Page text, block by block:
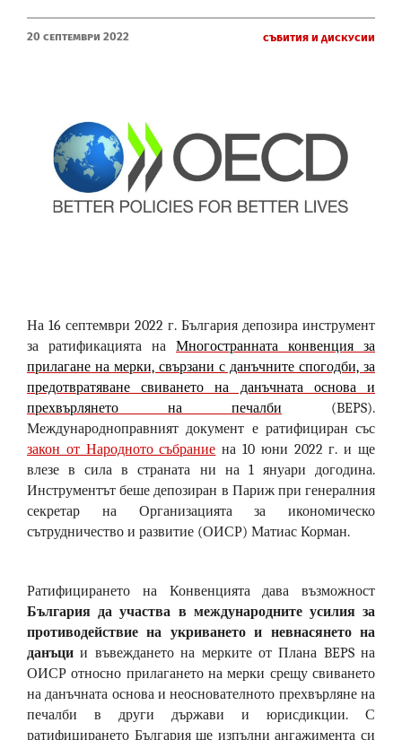
20 Септември 2022 Събития и дискусии
На 16 септември 2022 г. България депозира инструмент
за ратификацията на Многостранната конвенция за
прилагане на мерки, свързани с данъчните спогодби, за
предотвратяване свиването на данъчната основа и
прехвърлянето на печалби (BEPS).
Международноправният документ е ратифициран със
закон от Народното събрание на 10 юни 2022 г. и ще
влезе в сила в страната ни на 1 януари догодина.
Инструментът беше депозиран в Париж при генералния
секретар на Организацията за икономическо
сътрудничество и развитие (ОИСР) Матиас Корман.
Ратифицирането на Конвенцията дава възможност
България да участва в международните усилия за
противодействие на укриването и невнасянето на
данъци и въвеждането на мерките от Плана BEPS на
ОИСР относно прилагането на мерки срещу свиването
на данъчната основа и неоснователното прехвърляне на
печалби в други държави и юрисдикции. С
ратифицирането България ще изпълни ангажимента си